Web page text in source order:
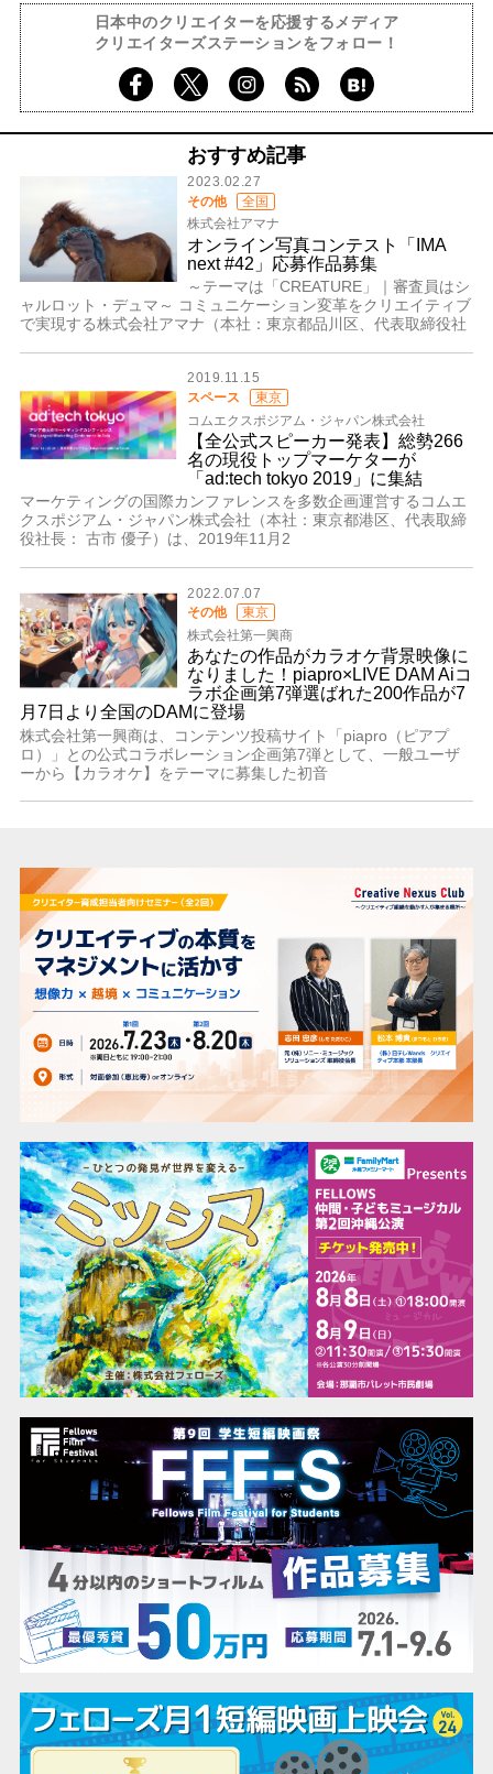
日本中のクリエイターを応援するメディア
クリエイターズステーションをフォロー！
おすすめ記事
2023.02.27
その他
全国
株式会社アマナ
オンライン写真コンテスト「IMA
next #42」応募作品募集
～テーマは「CREATURE」｜審査員はシ
ャルロット・デュマ～ コミュニケーション変革をクリエイティブ
で実現する株式会社アマナ（本社：東京都品川区、代表取締役社
2019.11.15
スペース
東京
コムエクスポジアム・ジャパン株式会社
【全公式スピーカー発表】総勢266
名の現役トップマーケターが
「ad:tech tokyo 2019」に集結
マーケティングの国際カンファレンスを多数企画運営するコムエ
クスポジアム・ジャパン株式会社（本社：東京都港区、代表取締
役社長： 古市 優子）は、2019年11月2
2022.07.07
その他
東京
株式会社第一興商
あなたの作品がカラオケ背景映像に
なりました！piapro×LIVE DAM Aiコ
ラボ企画第7弾選ばれた200作品が7
月7日より全国のDAMに登場
株式会社第一興商は、コンテンツ投稿サイト「piapro（ピアプ
ロ）」との公式コラボレーション企画第7弾として、一般ユーザ
ーから【カラオケ】をテーマに募集した初音